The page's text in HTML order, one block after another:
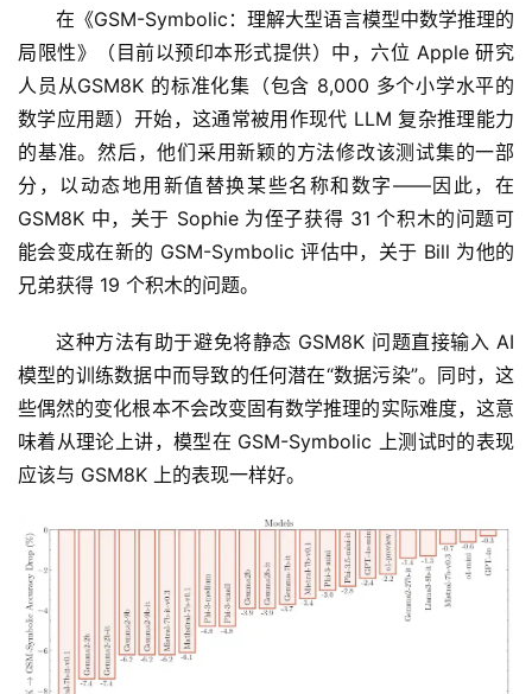
在《GSM-Symbolic：理解大型语言模型中数学推理的
局限性》（目前以预印本形式提供）中，六位 Apple 研究
人员从GSM8K 的标准化集（包含 8,000 多个小学水平的
数学应用题）开始，这通常被用作现代 LLM 复杂推理能力
的基准。然后，他们采用新颖的方法修改该测试集的一部
分，以动态地用新值替换某些名称和数字——因此，在
GSM8K 中，关于 Sophie 为侄子获得 31 个积木的问题可
能会变成在新的 GSM-Symbolic 评估中，关于 Bill 为他的
兄弟获得 19 个积木的问题。
这种方法有助于避免将静态 GSM8K 问题直接输入 AI
模型的训练数据中而导致的任何潜在“数据污染”。同时，这
些偶然的变化根本不会改变固有数学推理的实际难度，这意
味着从理论上讲，模型在 GSM-Symbolic 上测试时的表现
应该与 GSM8K 上的表现一样好。